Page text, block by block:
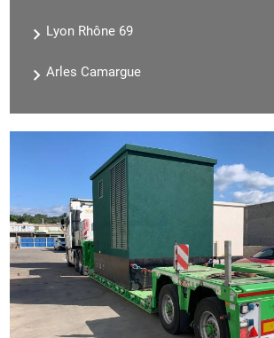
Lyon Rhône 69
Arles Camargue